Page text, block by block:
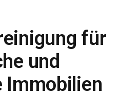
für
und
Immobilien